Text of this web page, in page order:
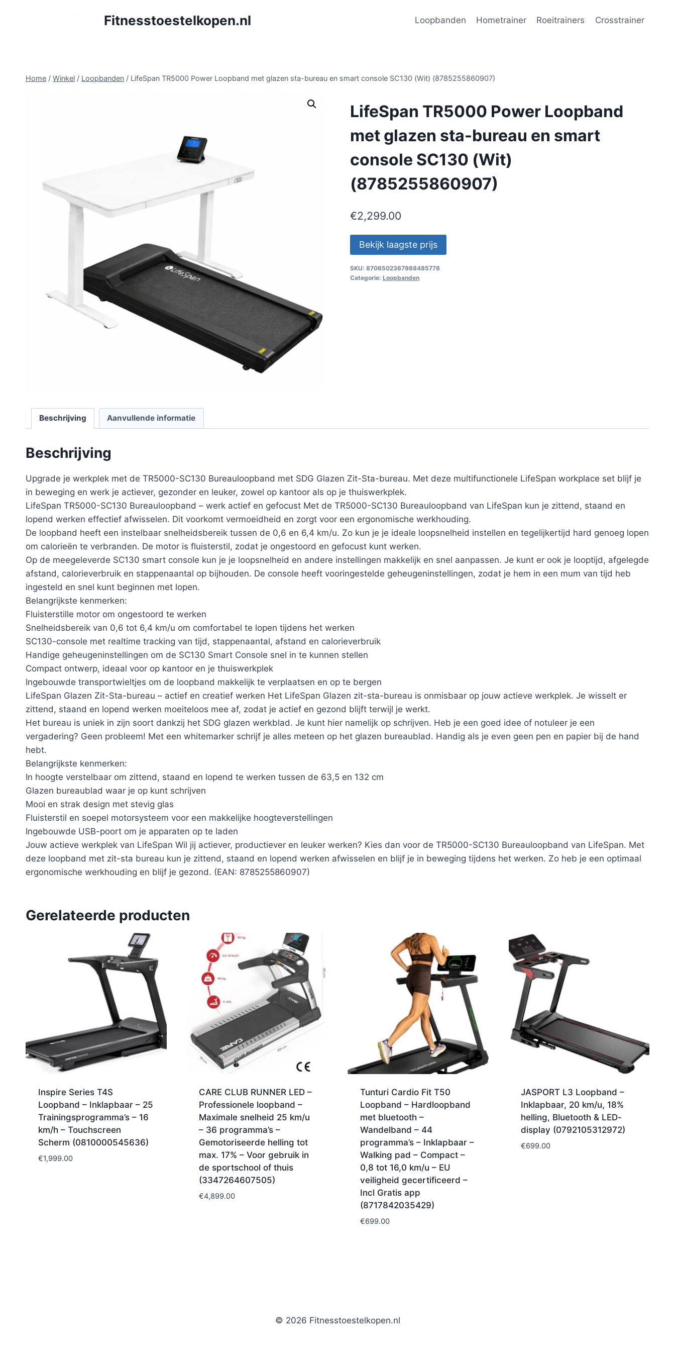
Fitnesstoestelkopen.nl Loopbanden Hometrainer Roeitrainers Crosstrainer
Home / Winkel / Loopbanden / LifeSpan TR5000 Power Loopband met glazen sta-bureau en smart console SC130 (Wit) (8785255860907)
LifeSpan TR5000 Power Loopband
met glazen sta-bureau en smart
console SC130 (Wit)
(8785255860907)
€2,299.00
Bekijk laagste prijs
SKU: 8706502367988485778
Categorie: Loopbanden
Beschrijving Aanvullende informatie
Beschrijving
Upgrade je werkplek met de TR5000-SC130 Bureauloopband met SDG Glazen Zit-Sta-bureau. Met deze multifunctionele LifeSpan workplace set blijf je
in beweging en werk je actiever, gezonder en leuker, zowel op kantoor als op je thuiswerkplek.
LifeSpan TR5000-SC130 Bureauloopband – werk actief en gefocust Met de TR5000-SC130 Bureauloopband van LifeSpan kun je zittend, staand en
lopend werken effectief afwisselen. Dit voorkomt vermoeidheid en zorgt voor een ergonomische werkhouding.
De loopband heeft een instelbaar snelheidsbereik tussen de 0,6 en 6,4 km/u. Zo kun je je ideale loopsnelheid instellen en tegelijkertijd hard genoeg lopen
om calorieën te verbranden. De motor is fluisterstil, zodat je ongestoord en gefocust kunt werken.
Op de meegeleverde SC130 smart console kun je je loopsnelheid en andere instellingen makkelijk en snel aanpassen. Je kunt er ook je looptijd, afgelegde
afstand, calorieverbruik en stappenaantal op bijhouden. De console heeft vooringestelde geheugeninstellingen, zodat je hem in een mum van tijd heb
ingesteld en snel kunt beginnen met lopen.
Belangrijkste kenmerken:
Fluisterstille motor om ongestoord te werken
Snelheidsbereik van 0,6 tot 6,4 km/u om comfortabel te lopen tijdens het werken
SC130-console met realtime tracking van tijd, stappenaantal, afstand en calorieverbruik
Handige geheugeninstellingen om de SC130 Smart Console snel in te kunnen stellen
Compact ontwerp, ideaal voor op kantoor en je thuiswerkplek
Ingebouwde transportwieltjes om de loopband makkelijk te verplaatsen en op te bergen
LifeSpan Glazen Zit-Sta-bureau – actief en creatief werken Het LifeSpan Glazen zit-sta-bureau is onmisbaar op jouw actieve werkplek. Je wisselt er
zittend, staand en lopend werken moeiteloos mee af, zodat je actief en gezond blijft terwijl je werkt.
Het bureau is uniek in zijn soort dankzij het SDG glazen werkblad. Je kunt hier namelijk op schrijven. Heb je een goed idee of notuleer je een
vergadering? Geen probleem! Met een whitemarker schrijf je alles meteen op het glazen bureaublad. Handig als je even geen pen en papier bij de hand
hebt.
Belangrijkste kenmerken:
In hoogte verstelbaar om zittend, staand en lopend te werken tussen de 63,5 en 132 cm
Glazen bureaublad waar je op kunt schrijven
Mooi en strak design met stevig glas
Fluisterstil en soepel motorsysteem voor een makkelijke hoogteverstellingen
Ingebouwde USB-poort om je apparaten op te laden
Jouw actieve werkplek van LifeSpan Wil jij actiever, productiever en leuker werken? Kies dan voor de TR5000-SC130 Bureauloopband van LifeSpan. Met
deze loopband met zit-sta bureau kun je zittend, staand en lopend werken afwisselen en blijf je in beweging tijdens het werken. Zo heb je een optimaal
ergonomische werkhouding en blijf je gezond. (EAN: 8785255860907)
Gerelateerde producten
Inspire Series T4S
Loopband – Inklapbaar – 25
Trainingsprogramma’s – 16
km/h – Touchscreen
Scherm (0810000545636)
€1,999.00
CARE CLUB RUNNER LED –
Professionele loopband –
Maximale snelheid 25 km/u
– 36 programma’s –
Gemotoriseerde helling tot
max. 17% – Voor gebruik in
de sportschool of thuis
(3347264607505)
€4,899.00
Tunturi Cardio Fit T50
Loopband – Hardloopband
met bluetooth –
Wandelband – 44
programma’s – Inklapbaar –
Walking pad – Compact –
0,8 tot 16,0 km/u – EU
veiligheid gecertificeerd –
Incl Gratis app
(8717842035429)
€699.00
JASPORT L3 Loopband –
Inklapbaar, 20 km/u, 18%
helling, Bluetooth & LED-
display (0792105312972)
€699.00
© 2026 Fitnesstoestelkopen.nl